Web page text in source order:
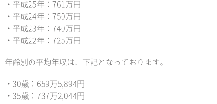
・平成25年：761万円
・平成24年：750万円
・平成23年：740万円
・平成22年：725万円
年齢別の平均年収は、下記となっております。
・30歳：659万5,894円
・35歳：737万2,044円